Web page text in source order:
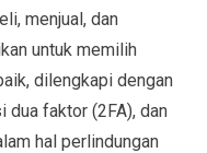
menjual, dan
untuk memilih
dilengkapi dengan
dua faktor (2FA), dan
hal perlindungan